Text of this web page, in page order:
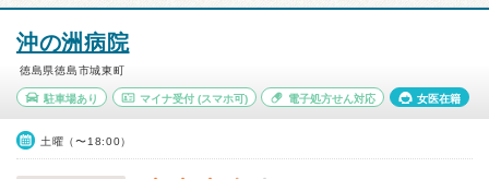
沖の洲病院
徳島県徳島市城東町
駐車場あり マイナ受付(スマホ可) 電子処方せん対応 女医在籍
土曜（〜18:00）